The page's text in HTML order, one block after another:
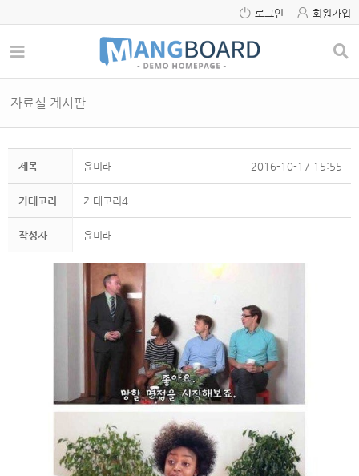
로그인 회원가입
자료실 게시판
제목 윤미래 2016-10-17 15:55
카테고리 카테고리4
작성자 윤미래